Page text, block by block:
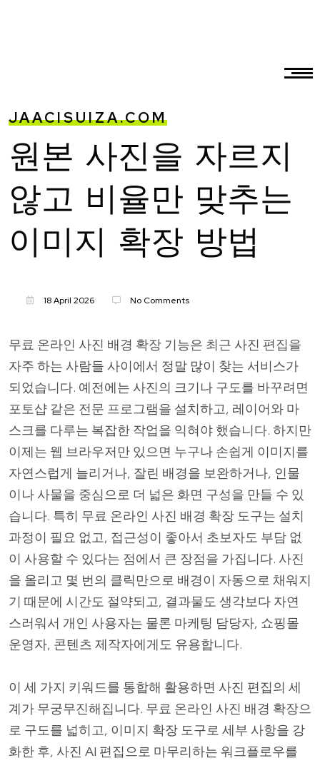
JAACISUIZA.COM
원본 사진을 자르지
않고 비율만 맞추는
이미지 확장 방법
18 April 2026 No Comments
무료 온라인 사진 배경 확장 기능은 최근 사진 편집을
자주 하는 사람들 사이에서 정말 많이 찾는 서비스가
되었습니다. 예전에는 사진의 크기나 구도를 바꾸려면
포토샵 같은 전문 프로그램을 설치하고, 레이어와 마
스크를 다루는 복잡한 작업을 익혀야 했습니다. 하지만
이제는 웹 브라우저만 있으면 누구나 손쉽게 이미지를
자연스럽게 늘리거나, 잘린 배경을 보완하거나, 인물
이나 사물을 중심으로 더 넓은 화면 구성을 만들 수 있
습니다. 특히 무료 온라인 사진 배경 확장 도구는 설치
과정이 필요 없고, 접근성이 좋아서 초보자도 부담 없
이 사용할 수 있다는 점에서 큰 장점을 가집니다. 사진
을 올리고 몇 번의 클릭만으로 배경이 자동으로 채워지
기 때문에 시간도 절약되고, 결과물도 생각보다 자연
스러워서 개인 사용자는 물론 마케팅 담당자, 쇼핑몰
운영자, 콘텐츠 제작자에게도 유용합니다.
이 세 가지 키워드를 통합해 활용하면 사진 편집의 세
계가 무궁무진해집니다. 무료 온라인 사진 배경 확장으
로 구도를 넓히고, 이미지 확장 도구로 세부 사항을 강
화한 후, 사진 AI 편집으로 마무리하는 워크플로우를